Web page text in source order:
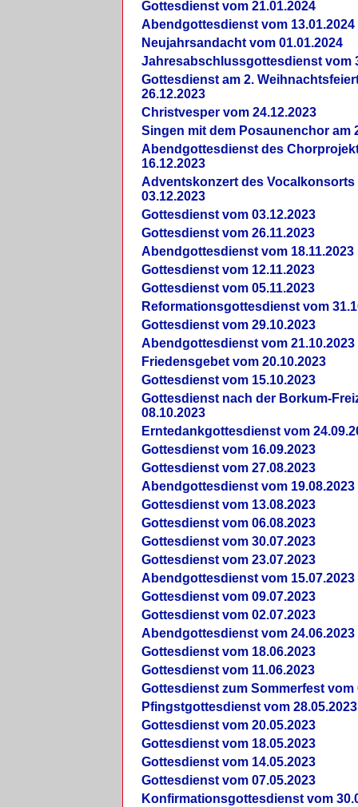
Gottesdienst vom 21.01.2024
Abendgottesdienst vom 13.01.2024
Neujahrsandacht vom 01.01.2024
Jahresabschlussgottesdienst vom
Gottesdienst am 2.
26.12.2023
Christvesper vom 24.12.2023
Singen mit dem Posaunenchor am
Abendgottesdienst des
16.12.2023
Adventskonzert des Vocalkonsorts
03.12.2023
Gottesdienst vom 03.12.2023
Gottesdienst vom 26.11.2023
Abendgottesdienst vom 18.11.2023
Gottesdienst vom 12.11.2023
Gottesdienst vom 05.11.2023
Reformationsgottesdienst vom
Gottesdienst vom 29.10.2023
Abendgottesdienst vom 21.10.2023
Friedensgebet vom 20.10.2023
Gottesdienst vom 15.10.2023
Gottesdienst nach der Borkum-
08.10.2023
Erntedankgottesdienst vom
Gottesdienst vom 16.09.2023
Gottesdienst vom 27.08.2023
Abendgottesdienst vom 19.08.2023
Gottesdienst vom 13.08.2023
Gottesdienst vom 06.08.2023
Gottesdienst vom 30.07.2023
Gottesdienst vom 23.07.2023
Abendgottesdienst vom 15.07.2023
Gottesdienst vom 09.07.2023
Gottesdienst vom 02.07.2023
Abendgottesdienst vom 24.06.2023
Gottesdienst vom 18.06.2023
Gottesdienst vom 11.06.2023
Gottesdienst zum Sommerfest vom
Pfingstgottesdienst vom 28.05.2023
Gottesdienst vom 20.05.2023
Gottesdienst vom 18.05.2023
Gottesdienst vom 14.05.2023
Gottesdienst vom 07.05.2023
Konfirmationsgottesdienst vom